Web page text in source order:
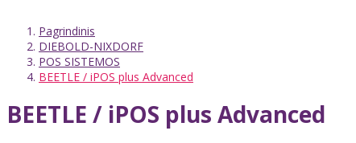
Pagrindinis
DIEBOLD-NIXDORF
POS SISTEMOS
BEETLE / iPOS plus Advanced
BEETLE / iPOS plus Advanced